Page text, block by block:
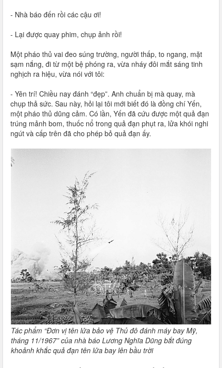
- Nhà báo đến rồi các cậu ơi!
- Lại được quay phim, chụp ảnh rồi!
Một pháo thủ vai đeo súng trường, người thấp, to ngang, mặt
sạm nắng, đi từ một bệ phóng ra, vừa nháy đôi mắt sáng tinh
nghịch ra hiệu, vừa nói với tôi:
- Yên trí! Chiều nay đánh “đẹp”. Anh chuẩn bị mà quay, mà
chụp thả sức. Sau này, hỏi lại tôi mới biết đó là đồng chí Yến,
một pháo thủ dũng cảm. Có lần, Yến đã cứu được một quả đạn
trúng mảnh bom, thuốc nổ trong quả đạn phụt ra, lửa khói nghi
ngút và cấp trên đã cho phép bỏ quả đạn ấy.
Tác phẩm “Đơn vị tên lửa bảo vệ Thủ đô đánh máy bay Mỹ,
tháng 11/1967” của nhà báo Lương Nghĩa Dũng bắt đúng
khoảnh khắc quả đạn tên lửa bay lên bầu trời